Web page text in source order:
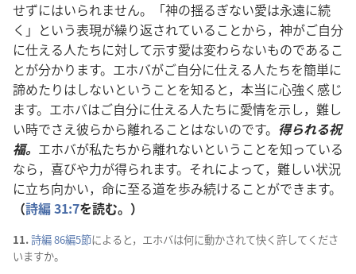
せずにはいられません。「神の揺るぎない愛は永遠に続
く」という表現が繰り返されていることから， 神がご自分
に仕える人たちに対して示す愛は変わらないものであるこ
とが分かります。エホバがご自分に仕える人たちを簡単に
諦めたりはしないということを知ると， 本当に心強く 感じ
ます。エホバはご自分に仕える人たちに愛情を示し， 難し
い時でさえ彼らから離れることはないのです。 得られる祝
福。 エホバが私たちから離れないということを知っている
なら， 喜びや力が得られます。それによって， 難しい状況
に立ち向かい， 命に至る道を歩み続けることができます。
（詩編31:7を読む。）
11.詩編86編5節によると，エホバは何に動かされて快く 許してくださ
いますか。